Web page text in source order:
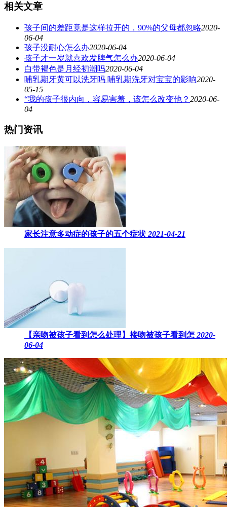
相关文章
孩子间的差距竟是这样拉开的，90%的父母都忽略2020-
06-04
孩子没耐心怎么办2020-06-04
孩子才一岁就喜欢发脾气怎么办2020-06-04
白带褐色是月经初潮吗2020-06-04
哺乳期牙黄可以洗牙吗 哺乳期洗牙对宝宝的影响2020-
05-15
“我的孩子很内向，容易害羞，该怎么改变他？ 2020-06-
04
热门资讯
家长注意多动症的孩子的五个症状 2021-04-21
【亲吻被孩子看到怎么处理】接吻被孩子看到怎 2020-
06-04